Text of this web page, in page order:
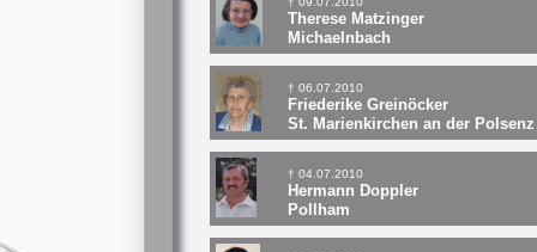
Therese Matzinger
Michaelnbach
† 06.07.2010
Friederike Greinöcker
St. Marienkirchen an der Polsenz
† 04.07.2010
Hermann Doppler
Pollham